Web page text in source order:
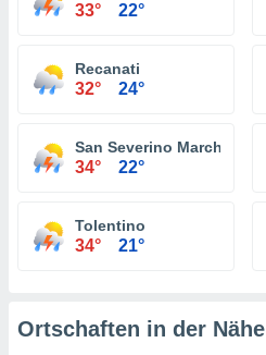
33° 22°
Recanati
32° 24°
San Severino Marche
34° 22°
Tolentino
34° 21°
Ortschaften in der Nähe